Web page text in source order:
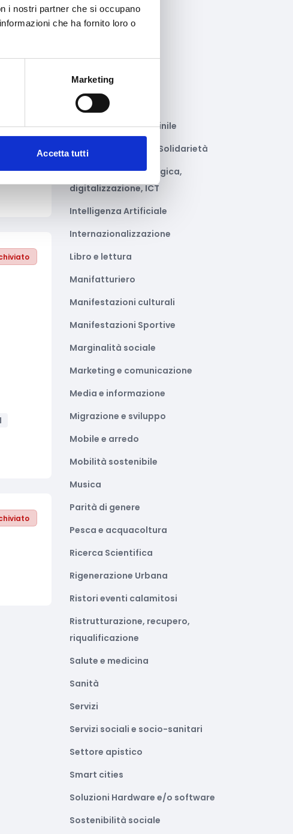
i nostri partner che si occupano
che ha fornito loro o
Marketing
Accetta tutti
Fotovoltaico
Giustizia e sicurezza
Green economy
Impianti sportivi
Imprenditoria femminile
Inclusione Sociale e Solidarietà
Innovazione tecnologica,
digitalizzazione, ICT
Intelligenza Artificiale
Internazionalizzazione
Libro e lettura
Manifatturiero
Manifestazioni culturali
Manifestazioni Sportive
Marginalità sociale
Marketing e comunicazione
Media e informazione
Migrazione e sviluppo
Mobile e arredo
Mobilità sostenibile
Musica
Parità di genere
Pesca e acquacoltura
Ricerca Scientifica
Rigenerazione Urbana
Ristori eventi calamitosi
Ristrutturazione, recupero,
riqualificazione
Salute e medicina
Sanità
Servizi
Servizi sociali e socio-sanitari
Settore apistico
Smart cities
Soluzioni Hardware e/o software
Sostenibilità sociale